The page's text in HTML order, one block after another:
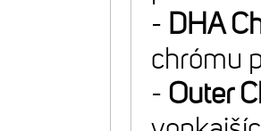
- DHA
chrómu
- Outer